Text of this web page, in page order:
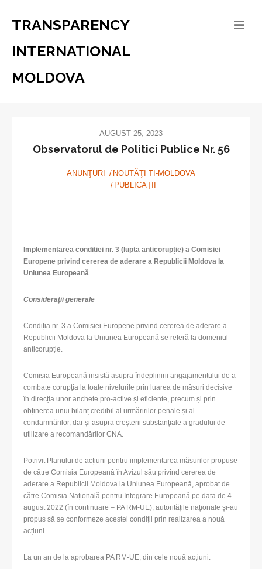
TRANSPARENCY
INTERNATIONAL
MOLDOVA
AUGUST 25, 2023
Observatorul de Politici Publice Nr. 56
ANUNŢURI
NOUTĂŢI TI-MOLDOVA
PUBLICAȚII
Implementarea condiției nr. 3 (lupta anticorupție) a Comisiei
Europene privind cererea de aderare a Republicii Moldova la
Uniunea Europeană
Considerații generale
Condiția nr. 3 a Comisiei Europene privind cererea de aderare a
Republicii Moldova la Uniunea Europeană se referă la domeniul
anticorupție.
Comisia Europeană insistă asupra îndeplinirii angajamentului de a
combate corupția la toate nivelurile prin luarea de măsuri decisive
în direcția unor anchete pro-active și eficiente, precum și prin
obținerea unui bilanț credibil al urmăririlor penale și al
condamnărilor, dar și asupra creșterii substanțiale a gradului de
utilizare a recomandărilor CNA.
Potrivit Planului de acțiuni pentru implementarea măsurilor propuse
de către Comisia Europeană în Avizul său privind cererea de
aderare a Republicii Moldova la Uniunea Europeană, aprobat de
către Comisia Națională pentru Integrare Europeană pe data de 4
august 2022 (în continuare – PA RM-UE), autoritățile naționale și-au
propus să se conformeze acestei condiții prin realizarea a nouă
acțiuni.
La un an de la aprobarea PA RM-UE, din cele nouă acțiuni: